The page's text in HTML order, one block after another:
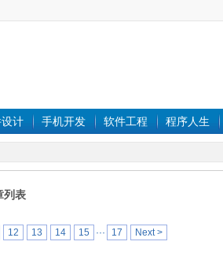
计 手机开发 软件工程 程序人生
列表
12 13 14 15 ··· 17 Next >